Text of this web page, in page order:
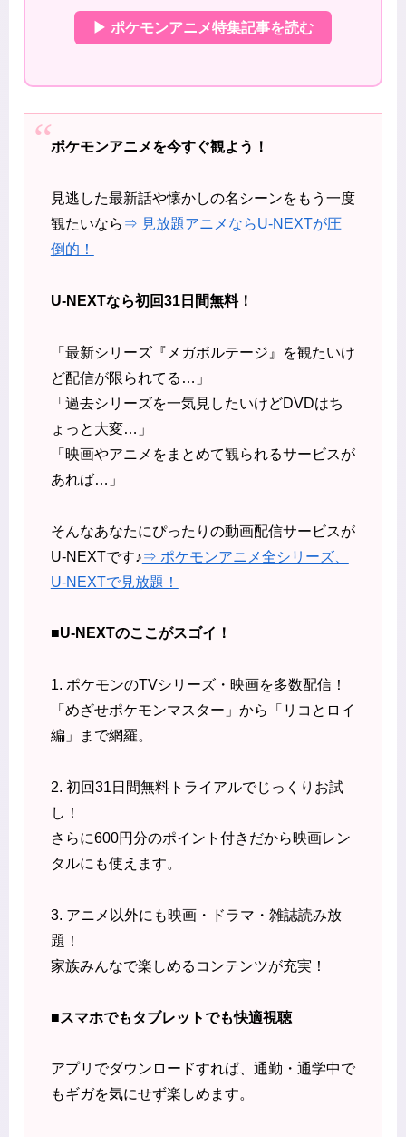
▶ ポケモンアニメ特集記事を読む
ポケモンアニメを今すぐ観よう！
見逃した最新話や懐かしの名シーンをもう一度
観たいなら ⇒ 見放題アニメならU-NEXTが圧
倒的！
U-NEXTなら初回31日間無料！
「最新シリーズ『メガボルテージ』を観たいけ
ど配信が限られてる…」
「過去シリーズを一気見したいけどDVDはち
ょっと大変…」
「映画やアニメをまとめて観られるサービスが
あれば…」
そんなあなたにぴったりの動画配信サービスが
U-NEXTです♪⇒ ポケモンアニメ全シリーズ、
U-NEXTで見放題！
■U-NEXTのここがスゴイ！
1. ポケモンのTVシリーズ・映画を多数配信！
「めざせポケモンマスター」から「リコとロイ
編」まで網羅。
2. 初回31日間無料トライアルでじっくりお試
し！
さらに600円分のポイント付きだから映画レン
タルにも使えます。
3. アニメ以外にも映画・ドラマ・雑誌読み放
題！
家族みんなで楽しめるコンテンツが充実！
■スマホでもタブレットでも快適視聴
アプリでダウンロードすれば、通勤・通学中で
もギガを気にせず楽しめます。